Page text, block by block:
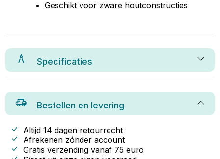
Geschikt voor zware houtconstructies
Specificaties
Bestellen en levering
Altijd 14 dagen retourrecht
Afrekenen zónder account
Gratis verzending vanaf 75 euro